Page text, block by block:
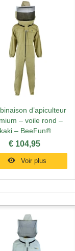
rapided’apiculteur
– voile rond –
kaki – BeeFun®
€ 104,95
Voir plus